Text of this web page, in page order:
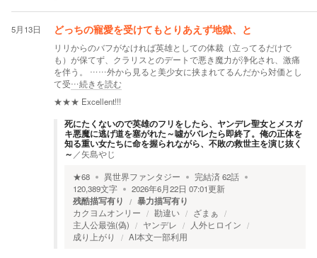
5月13日 どっちの寵愛を受けてもとりあえず地獄、と
リリからのバフがなければ英雄としての体裁（立ってるだけで
も）が保てず、クラリスとのデートで悪き魔力が浄化され、激痛
を伴う。 ……外から見ると美少女に挟まれてるんだから対価とし
て受…続きを読む
★★★ Excellent!!!
死にたくないので英雄のフリをしたら、ヤンデレ聖女とメスガ
キ悪魔に逃げ道を塞がれた～噓がバレたら即終了。俺の正体を
知る重い女たちに命を握られながら、不敗の救世主を演じ抜く
～ ／矢島やじ
★68 異世界ファンタジー 完結済62話
120,389文字 2026年6月22日 07:01更新
残酷描写有り 暴力描写有り
カクヨムオンリー 勘違い
ざまぁ
主人公最強(偽)
ヤンデレ
人外ヒロイン
成り上がり
AI本文一部利用